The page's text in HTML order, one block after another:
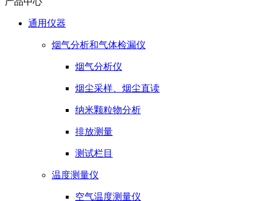
通用仪器
烟气分析和气体检漏仪
烟气分析仪
烟尘采样、烟尘直读
纳米颗粒物分析
排放测量
测试栏目
温度测量仪
空气温度测量仪